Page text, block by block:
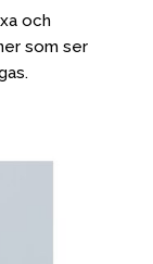
och
som ser